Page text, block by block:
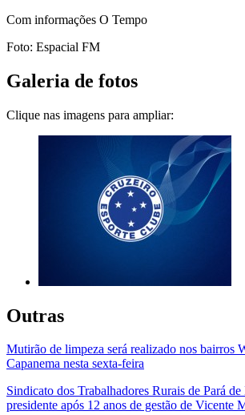
Com informações O Tempo
Foto: Espacial FM
Galeria de fotos
Clique nas imagens para ampliar:
Outras
Mutirão de limpeza será realizado nos bairros
Capanema nesta sexta-feira
Sindicato dos Trabalhadores Rurais de Pará
presidente após 12 anos de gestão de Vicente